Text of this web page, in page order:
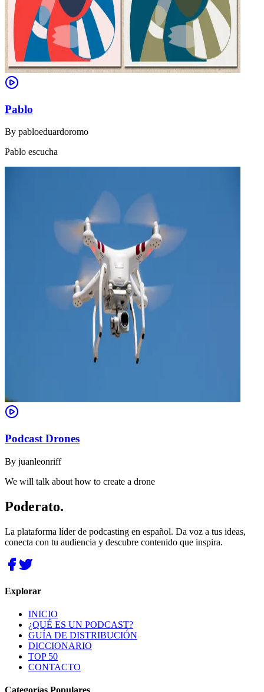
Pablo
By pabloeduardoromo
Pablo escucha
Podcast Drones
By juanleonriff
We will talk about how to create a drone
Poderato.
La plataforma líder de podcasting en español. Da voz a tus ideas,
conecta con tu audiencia y descubre contenido que inspira.
Explorar
INICIO
¿QUÉ ES UN PODCAST?
GUÍA DE DISTRIBUCIÓN
DICCIONARIO
TOP 50
CONTACTO